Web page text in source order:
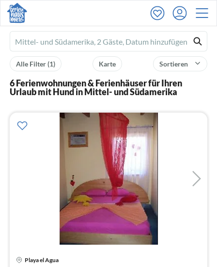
Ferienhausmiete
logo
Sortieren
Karte
Alle Filter(1)
6 Ferienwohnungen & Ferienhäuser für Ihren
Urlaub mit Hund in Mittel- und Südamerika
Playa el Agua